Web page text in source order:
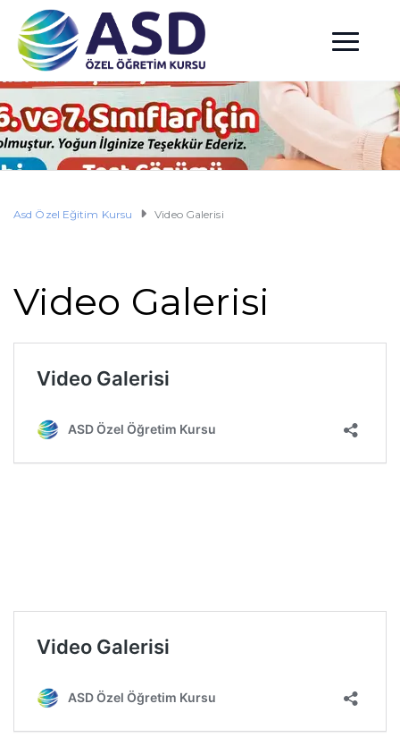
Asd Özel Eğitim Kursu Video Galerisi
Video Galerisi